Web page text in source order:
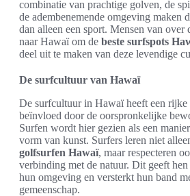
combinatie van prachtige golven, de
de adembenemende omgeving maken
dan alleen een sport. Mensen van over
naar Hawaï om de beste surfspots
deel uit te maken van deze levendige
De surfcultuur van Hawaï
De surfcultuur in Hawaï heeft een rijke
beïnvloed door de oorspronkelijke
Surfen wordt hier gezien als een
vorm van kunst. Surfers leren niet
golfsurfen Hawaï, maar respecteren
verbinding met de natuur. Dit geeft
hun omgeving en versterkt hun band
gemeenschap.